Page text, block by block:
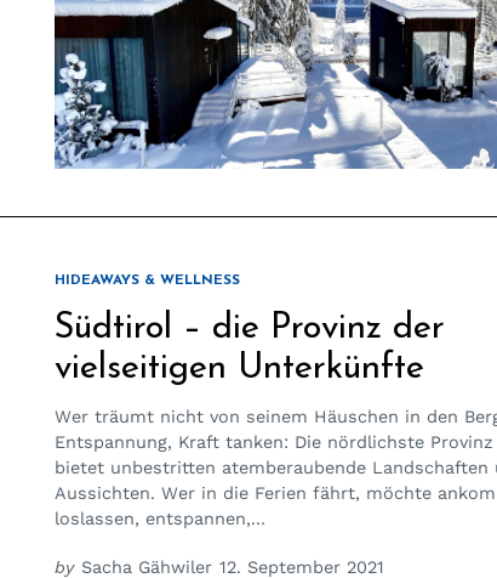
HIDEAWAYS & WELLNESS
Südtirol – die Provinz der
vielseitigen Unterkünfte
Wer träumt nicht von seinem Häuschen in den
Entspannung, Kraft tanken: Die nördlichste
bietet unbestritten atemberaubende Landschaften
Aussichten. Wer in die Ferien fährt, möchte
loslassen, entspannen,...
by Sacha Gähwiler 12. September 2021